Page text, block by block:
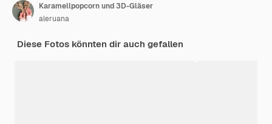
Karamellpopcorn und 3D-Gläser
aleruana
Diese Fotos könnten dir auch gefallen